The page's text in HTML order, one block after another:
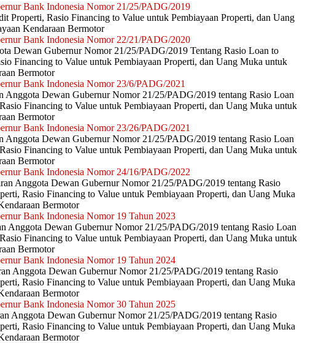
Bank Indonesia Nomor 21/25/PADG/2019
Properti, Rasio Financing to Value untuk Pembiayaan Properti, dan Uang
Kendaraan Bermotor
Bank Indonesia Nomor 22/21/PADG/2020
Dewan Gubernur Nomor 21/25/PADG/2019 Tentang Rasio Loan to
Financing to Value untuk Pembiayaan Properti, dan Uang Muka untuk
Bermotor
Bank Indonesia Nomor 23/6/PADG/2021
Anggota Dewan Gubernur Nomor 21/25/PADG/2019 tentang Rasio Loan
Financing to Value untuk Pembiayaan Properti, dan Uang Muka untuk
Bermotor
Bank Indonesia Nomor 23/26/PADG/2021
Anggota Dewan Gubernur Nomor 21/25/PADG/2019 tentang Rasio Loan
Financing to Value untuk Pembiayaan Properti, dan Uang Muka untuk
Bermotor
Bank Indonesia Nomor 24/16/PADG/2022
Anggota Dewan Gubernur Nomor 21/25/PADG/2019 tentang Rasio
Rasio Financing to Value untuk Pembiayaan Properti, dan Uang Muka
Bermotor
Bank Indonesia Nomor 19 Tahun 2023
Anggota Dewan Gubernur Nomor 21/25/PADG/2019 tentang Rasio Loan
Financing to Value untuk Pembiayaan Properti, dan Uang Muka untuk
Bermotor
Bank Indonesia Nomor 19 Tahun 2024
Anggota Dewan Gubernur Nomor 21/25/PADG/2019 tentang Rasio
Rasio Financing to Value untuk Pembiayaan Properti, dan Uang Muka
Bermotor
Bank Indonesia Nomor 30 Tahun 2025
Anggota Dewan Gubernur Nomor 21/25/PADG/2019 tentang Rasio
Rasio Financing to Value untuk Pembiayaan Properti, dan Uang Muka
Bermotor